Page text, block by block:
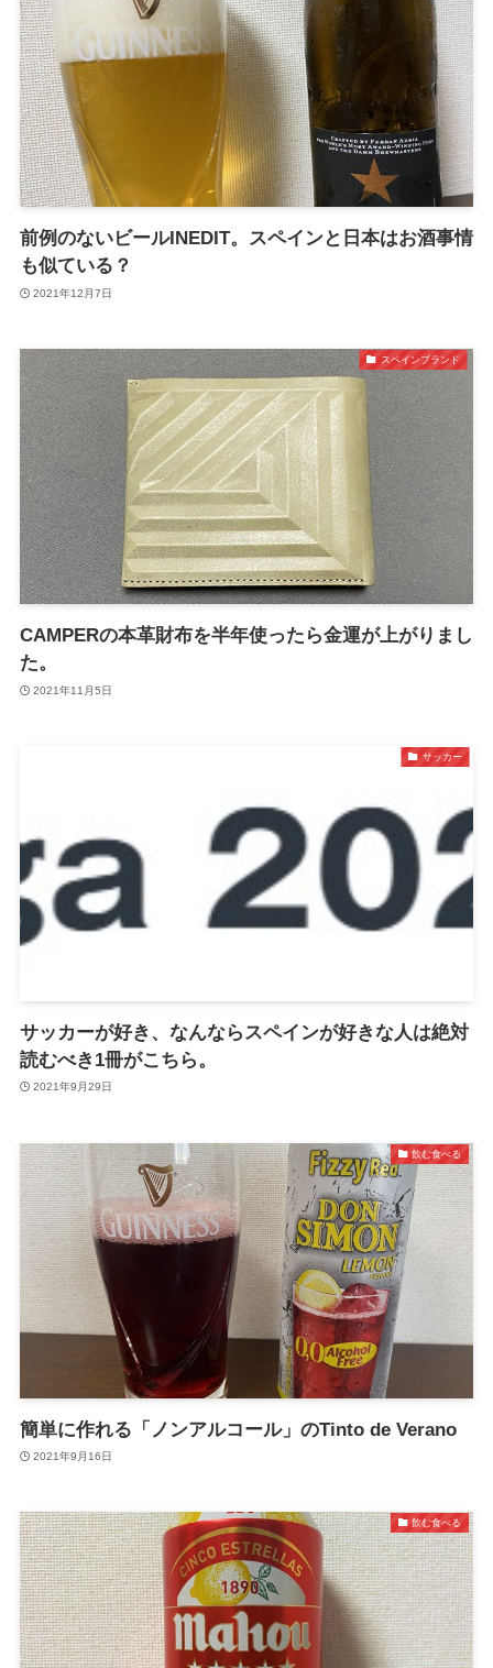
前例のないビールINEDIT。スペインと日本はお酒事情
も似ている？
2021年12月7日
スペインブランド
CAMPERの本革財布を半年使ったら金運が上がりまし
た。
2021年11月5日
サッカー
サッカーが好き、なんならスペインが好きな人は絶対
読むべき1冊がこちら。
2021年9月29日
飲む食べる
簡単に作れる「ノンアルコール」のTinto de Verano
2021年9月16日
飲む食べる